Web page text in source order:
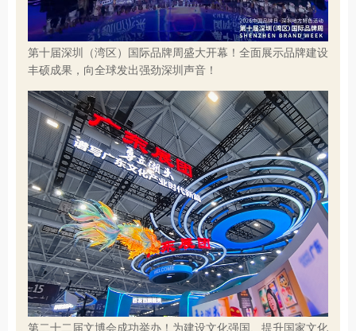
第十届深圳（湾区）国际品牌周盛大开幕！全面展示品牌建设
丰硕成果，向全球发出强劲深圳声音！
第二十二届文博会成功举办！为建设文化强国、提升国家文化